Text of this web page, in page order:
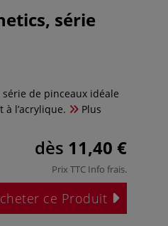
série
de pinceaux idéale
l’acrylique.
Plus
dès 11,40 €
Prix TTC Info frais.
ce Produit